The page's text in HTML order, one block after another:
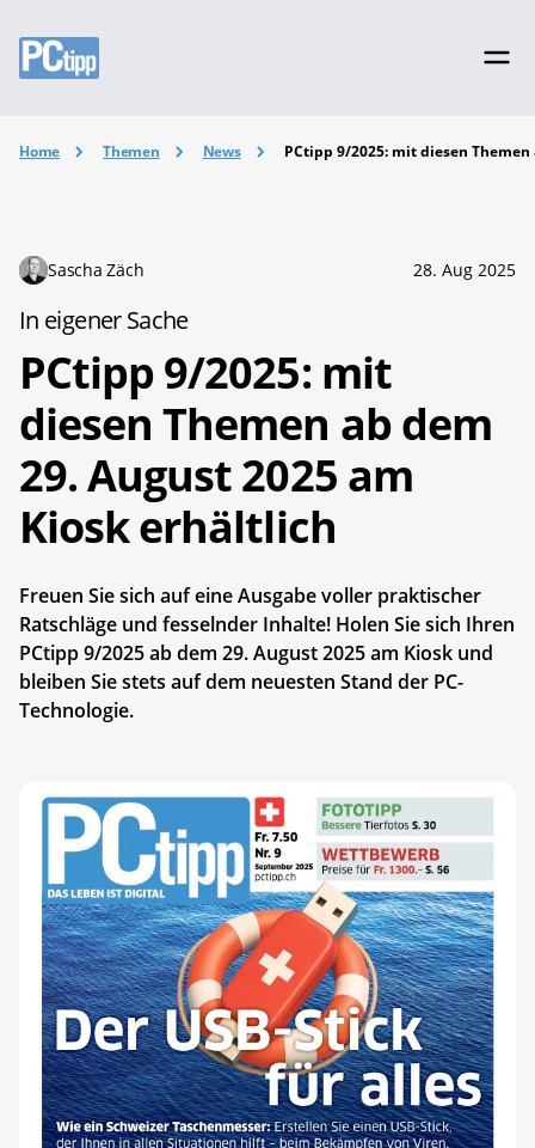
Home Themen News PCtipp 9/2025: mit diesen
Sascha Zäch 28. Aug 2025
In eigener Sache
PCtipp 9/2025: mit
diesen Themen ab dem
29. August 2025 am
Kiosk erhältlich
Freuen Sie sich auf eine Ausgabe voller praktischer
Ratschläge und fesselnder Inhalte! Holen Sie sich Ihren
PCtipp 9/2025 ab dem 29. August 2025 am Kiosk und
bleiben Sie stets auf dem neuesten Stand der PC-
Technologie.